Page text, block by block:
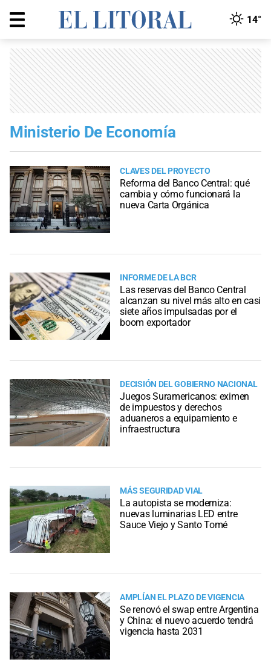
14°
Ministerio De Economía
CLAVES DEL PROYECTO
Reforma del Banco Central: qué
cambia y cómo funcionará la
nueva Carta Orgánica
INFORME DE LA BCR
Las reservas del Banco Central
alcanzan su nivel más alto en casi
siete años impulsadas por el
boom exportador
DECISIÓN DEL GOBIERNO NACIONAL
Juegos Suramericanos: eximen
de impuestos y derechos
aduaneros a equipamiento e
infraestructura
MÁS SEGURIDAD VIAL
La autopista se moderniza:
nuevas luminarias LED entre
Sauce Viejo y Santo Tomé
AMPLÍAN EL PLAZO DE VIGENCIA
Se renovó el swap entre Argentina
y China: el nuevo acuerdo tendrá
vigencia hasta 2031